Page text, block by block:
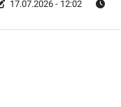
17.07.2026 - 12:02